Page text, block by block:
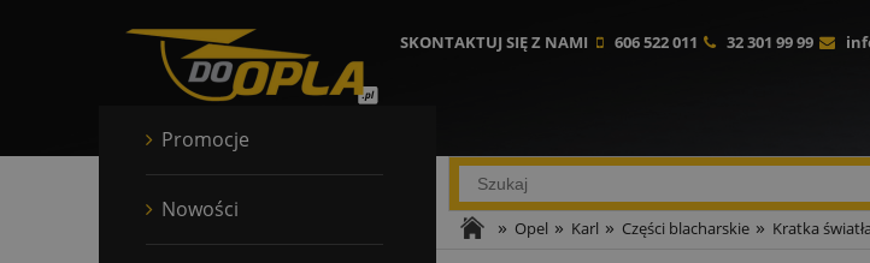
SKONTAKTUJ SIĘ Z NAMI 606 522 011 32 301 99 99
» Opel » Karl » Części blacharskie » Kratka
Promocje
Nowości